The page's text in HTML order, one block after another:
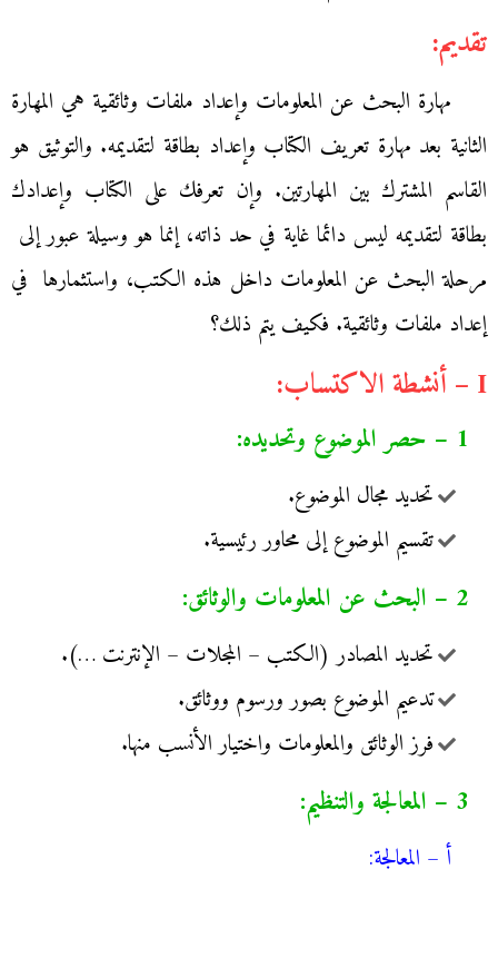
تقديم:
مهارة البحث عن المعلومات وإعداد ملفات وثائقية هي المهارة
الثانية بعد مهارة تعريف الكتاب وإعداد بطاقة لتقديمه. والتوثيق هو
القاسم المشترك بين المهارتين. وإن تعرفك على الكتاب وإعدادك
بطاقة لتقديمه ليس دائما غاية في حد ذاته، إنما هو وسيلة عبور إلى
مرحلة البحث عن المعلومات داخل هذه الكتب، واستثمارها في
إعداد ملفات وثائقية. فكيف يتم ذلك؟
I – أنشطة الاكتساب:
1 – حصر الموضوع وتحديده:
تحديد مجال الموضوع.
تقسيم الموضوع إلى محاور رئيسية.
2 – البحث عن المعلومات والوثائق:
تحديد المصادر (الكتب – المجلات – الإنترنت …).
تدعيم الموضوع بصور ورسوم ووثائق.
فرز الوثائق والمعلومات واختيار الأنسب منها.
3 – المعالجة والتنظيم:
أ – المعالجة: